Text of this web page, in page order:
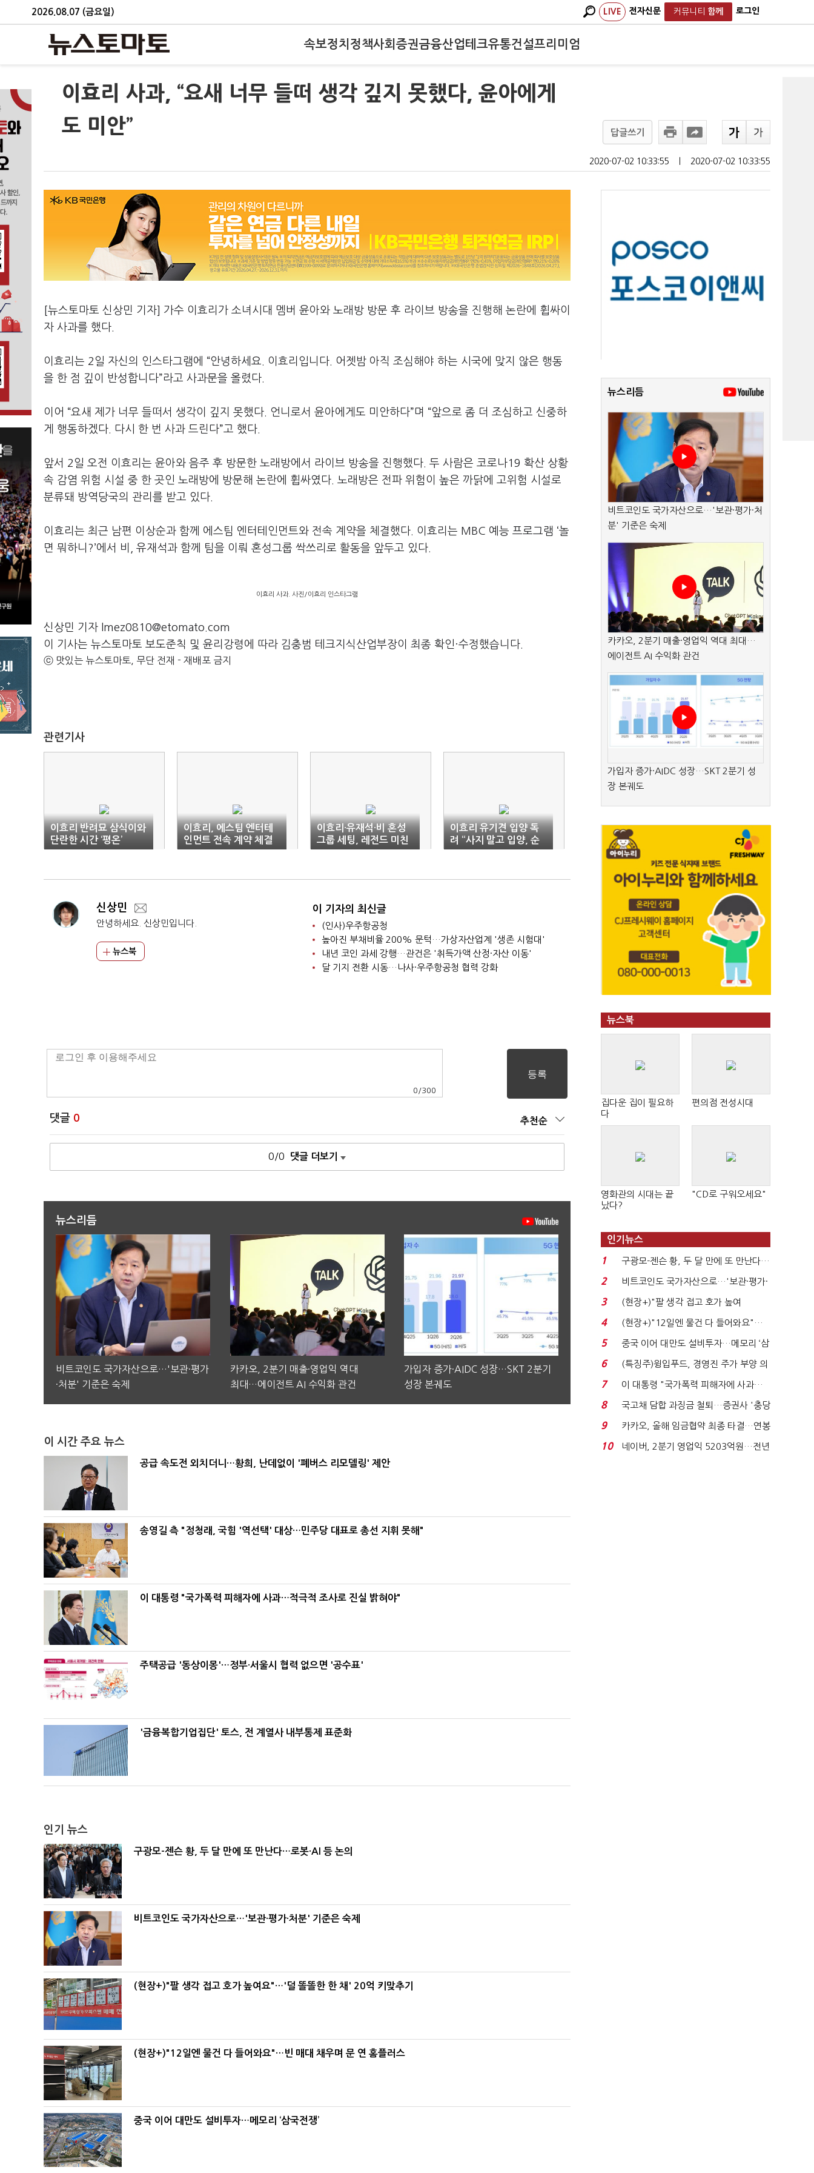
2026.08.07 (금요일) LIVE 전자신문 커뮤니티 함께 로그인
속보정치 정책사회 증권금융산업테크유통건설프리미엄
이효리 사과, “요새 너무 들떠 생각 깊지 못했다, 윤아에게
도 미안”
답글쓰기
2020-07-02 10:33:55 2020-07-02 10:33:55
[뉴스토마토 신상민 기자] 가수 이효리가 소녀시대 멤버 윤아와 노래방 방문 후 라이브 방송을 진행해 논란에 휩싸이
자 사과를 했다
이효리는 2일 자신의 인스타그램에 “안녕하세요 이효리입니다
어젯밤 아직 조심해야 하는 시국에 맞지 않은 행동
을 한 점 깊이 반성합니다”라고 사과문을 올렸다
이어 “요새 제가 너무 들떠서 생각이 깊지 못했다 언니로서 윤아에게도 미안하다”며 “앞으로 좀 더 조심하고 신중하
게 행동하겠다
다시 한 번 사과 드린다”고 했다
앞서 2일 오전 이효리는 윤아와 음주 후 방문한 노래방에서 라이브 방송을 진행했다 두 사람은 코로나19 확산 상황
속 감염 위험 시설 중 한 곳인 노래방에 방문해 논란에 휩싸였다 노래방은 전파 위험이 높은 까닭에 고위험 시설로
분류돼 방역당국의 관리를 받고 있다
이효리는 최근 남편 이상순과 함께 에스팀 엔터테인먼트와 전속 계약을 체결했다 이효리는 MBC 예능 프로그램 ‘놀
면 뭐하니 ?’에서 비 유재석과 함께 팀을 이뤄 혼성그룹 싹쓰리로 활동을 앞두고 있다
이효리 사과. 사진/이효리 인스타그램
신상민 기자 lmez0810@etomato.com
이 기사는 뉴스토마토 보도준칙 및 윤리강령에 따라 김충범 테크지식산업부장이 최종 확인·수정했습니다.
ⓒ 맛있는 뉴스토마토, 무단 전재 - 재배포 금지
관련기사
이효리 반려묘 삼식이와
단란한 시간 ‘평온’
이효리, 에스팀 엔터테
인먼트 전속 계약 체결
이효리·유재석·비 혼성
그룹 세팅, 레전드 미친
입담
이효리 유기견 입양 독
려 “사지 말고 입양, 순
한 아이들”
신상민
안녕하세요. 신상민입니다.
뉴스북
이 기자의 최신글
(인사)우주항공청
높아진 부채비율 200% 문턱…가상자산업계 '생존 시험대'
내년 코인 과세 강행…관건은 '취득가액 산정·자산 이동'
달 기지 전환 시동…나사·우주항공청 협력 강화
0 /300
댓글 0 추천순
0/0 댓글 더보기
뉴스리듬
비트코인도 국가자산으로…'보관·평가
·처분' 기준은 숙제
카카오, 2분기 매출·영업익 역대
최대…에이전트 AI 수익화 관건
가입자 증가·AIDC 성장…SKT 2분기
성장 본궤도
이 시간 주요 뉴스
공급 속도전 외치더니…황희, 난데없이 '폐버스 리모델링' 제안
송영길 측 "정청래, 국힘 '역선택' 대상…민주당 대표로 총선 지휘 못해"
이 대통령 "국가폭력 피해자에 사과…적극적 조사로 진실 밝혀야"
주택공급 '동상이몽'…정부·서울시 협력 없으면 '공수표'
'금융복합기업집단' 토스, 전 계열사 내부통제 표준화
인기 뉴스
구광모-젠슨 황, 두 달 만에 또 만난다…로봇·AI 등 논의
비트코인도 국가자산으로…'보관·평가·처분' 기준은 숙제
(현장+)"팔 생각 접고 호가 높여요"…'덜 똘똘한 한 채' 20억 키맞추기
(현장+)"12일엔 물건 다 들어와요"…빈 매대 채우며 문 연 홈플러스
중국 이어 대만도 설비투자…메모리 ‘삼국전쟁’
뉴스리듬
비트코인도 국가자산으로…'보관·평가·처
분' 기준은 숙제
카카오, 2분기 매출·영업익 역대 최대…
에이전트 AI 수익화 관건
가입자 증가·AIDC 성장…SKT 2분기 성
장 본궤도
뉴스북
집다운 집이 필요하
다
편의점 전성시대
영화관의 시대는 끝
났다?
"CD로 구워오세요"
인기뉴스
1
구광모-젠슨 황, 두 달 만에 또 만난다…
로봇·AI 등 논...
2
비트코인도 국가자산으로…'보관·평가·
처분' 기준은 ...
3
(현장+)"팔 생각 접고 호가 높여
요"…'덜 똘똘한 한 채' 20...
4
(현장+)"12일엔 물건 다 들어와요"…
빈 매대 채우며 문 연 ...
5
중국 이어 대만도 설비투자…메모리 ‘삼
국전쟁’
6
(특징주)윙입푸드, 경영진 주가 부양 의
지에 상한가...
7
이 대통령 "국가폭력 피해자에 사과…
적극적 조사로 진...
8
국고채 담합 과징금 철퇴…증권사 '충당
금 폭탄' 우려...
9
카카오, 올해 임금협약 최종 타결…연봉
6.3% 인상·격려...
10
네이버, 2분기 영업익 5203억원…전년